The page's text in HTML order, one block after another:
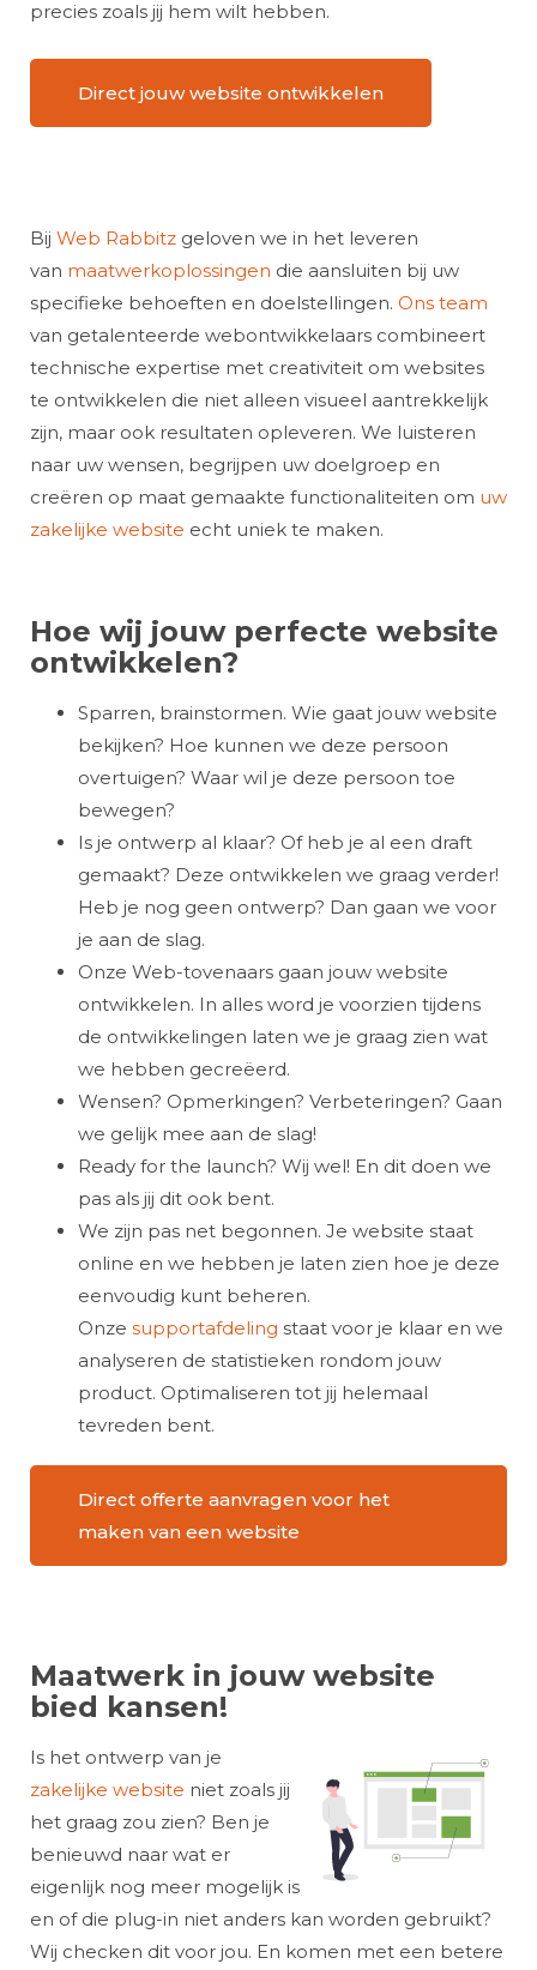
precies zoals jij hem wilt hebben.
Direct jouw website ontwikkelen
Bij Web Rabbitz geloven we in het leveren
van maatwerkoplossingen die aansluiten bij uw
specifieke behoeften en doelstellingen. Ons team
van getalenteerde webontwikkelaars combineert
technische expertise met creativiteit om websites
te ontwikkelen die niet alleen visueel aantrekkelijk
zijn, maar ook resultaten opleveren. We luisteren
naar uw wensen, begrijpen uw doelgroep en
creëren op maat gemaakte functionaliteiten om uw
zakelijke website echt uniek te maken.
Hoe wij jouw perfecte website
ontwikkelen?
Sparren, brainstormen. Wie gaat jouw website
bekijken? Hoe kunnen we deze persoon
overtuigen? Waar wil je deze persoon toe
bewegen?
Is je ontwerp al klaar? Of heb je al een draft
gemaakt? Deze ontwikkelen we graag verder!
Heb je nog geen ontwerp? Dan gaan we voor
je aan de slag.
Onze Web-tovenaars gaan jouw website
ontwikkelen. In alles word je voorzien tijdens
de ontwikkelingen laten we je graag zien wat
we hebben gecreëerd.
Wensen? Opmerkingen? Verbeteringen? Gaan
we gelijk mee aan de slag!
Ready for the launch? Wij wel! En dit doen we
pas als jij dit ook bent.
We zijn pas net begonnen. Je website staat
online en we hebben je laten zien hoe je deze
eenvoudig kunt beheren.
Onze supportafdeling staat voor je klaar en we
analyseren de statistieken rondom jouw
product. Optimaliseren tot jij helemaal
tevreden bent.
Direct offerte aanvragen voor het
maken van een website
Maatwerk in jouw website
bied kansen!
Is het ontwerp van je
zakelijke website niet zoals jij
het graag zou zien? Ben je
benieuwd naar wat er
eigenlijk nog meer mogelijk is
en of die plug-in niet anders kan worden gebruikt?
Wij checken dit voor jou. En komen met een betere